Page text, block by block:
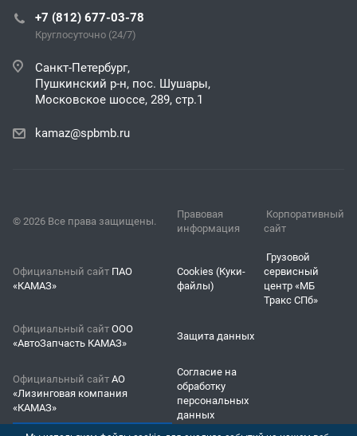
+7 (812) 677-03-78
Круглосуточно (24/7)
Санкт-Петербург,
Пушкинский р-н, пос. Шушары,
Московское шоссе, 289, стр.1
kamaz@spbmb.ru
© 2026 Все права защищены.
Правовая
информация
Корпоративный
сайт
Официальный сайт ПАО
«КАМАЗ»
Cookies (Куки-
файлы)
Грузовой
сервисный
центр «МБ
Тракс СПб»
Официальный сайт ООО
«АвтоЗапчасть КАМАЗ»
Защита данных
Официальный сайт АО
«Лизинговая компания
«КАМАЗ»
Согласие на
обработку
персональных
данных